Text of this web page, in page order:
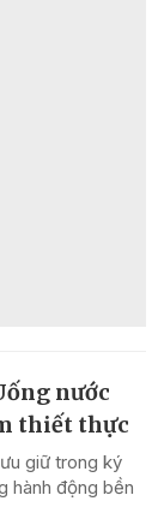
nước
thiết thực
giữ trong ký
hành động bền